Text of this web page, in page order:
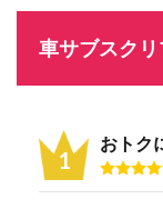
車サブスク
おトク